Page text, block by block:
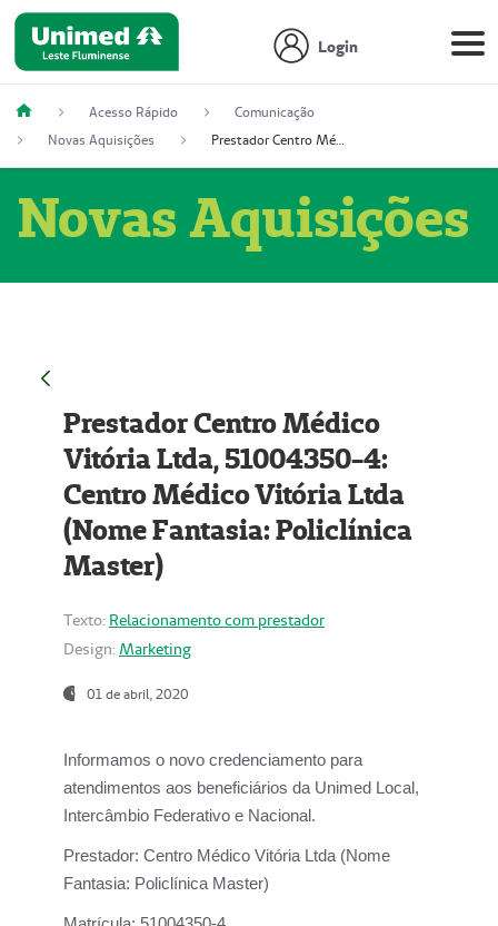
Login
Acesso Rápido
Comunicação
Novas Aquisições
Prestador Centro Médico Vitória Ltda, 51004350-4: Centro Médico Vitória Ltda (Nome Fantasia: Policlínica Master)
Novas Aquisições
Prestador Centro Médico
Vitória Ltda, 51004350-4:
Centro Médico Vitória Ltda
(Nome Fantasia: Policlínica
Master)
Texto: Relacionamento com prestador
Design: Marketing
01 de abril, 2020
Informamos o novo credenciamento para
atendimentos aos beneficiários da Unimed Local,
Intercâmbio Federativo e Nacional.
Prestador: Centro Médico Vitória Ltda (Nome
Fantasia: Policlínica Master)